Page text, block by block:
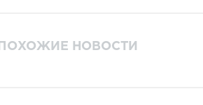
ПОХОЖИЕ НОВОСТИ